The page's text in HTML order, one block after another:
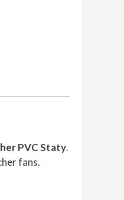
PVC Staty.
fans.